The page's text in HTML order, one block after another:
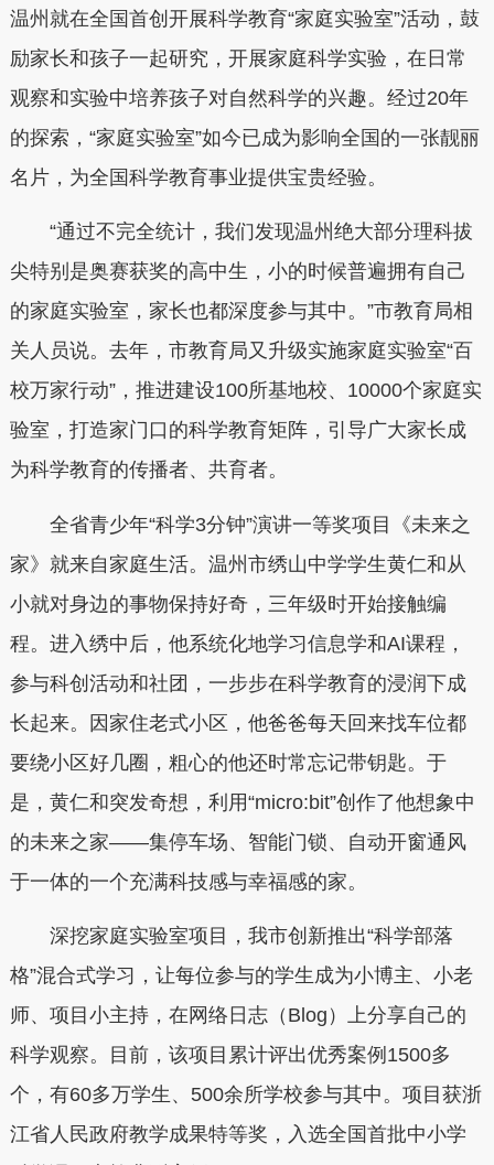
温州就在全国首创开展科学教育“家庭实验室”活动，鼓
励家长和孩子一起研究，开展家庭科学实验，在日常
观察和实验中培养孩子对自然科学的兴趣。经过20年
的探索，“家庭实验室”如今已成为影响全国的一张靓丽
名片，为全国科学教育事业提供宝贵经验。
“通过不完全统计，我们发现温州绝大部分理科拔
尖特别是奥赛获奖的高中生，小的时候普遍拥有自己
的家庭实验室，家长也都深度参与其中。”市教育局相
关人员说。去年，市教育局又升级实施家庭实验室“百
校万家行动”，推进建设100所基地校、10000个家庭实
验室，打造家门口的科学教育矩阵，引导广大家长成
为科学教育的传播者、共育者。
全省青少年“科学3分钟”演讲一等奖项目《未来之
家》就来自家庭生活。温州市绣山中学学生黄仁和从
小就对身边的事物保持好奇，三年级时开始接触编
程。进入绣中后，他系统化地学习信息学和AI课程，
参与科创活动和社团，一步步在科学教育的浸润下成
长起来。因家住老式小区，他爸爸每天回来找车位都
要绕小区好几圈，粗心的他还时常忘记带钥匙。于
是，黄仁和突发奇想，利用“micro:bit”创作了他想象中
的未来之家——集停车场、智能门锁、自动开窗通风
于一体的一个充满科技感与幸福感的家。
深挖家庭实验室项目，我市创新推出“科学部落
格”混合式学习，让每位参与的学生成为小博主、小老
师、项目小主持，在网络日志（Blog）上分享自己的
科学观察。目前，该项目累计评出优秀案例1500多
个，有60多万学生、500余所学校参与其中。项目获浙
江省人民政府教学成果特等奖，入选全国首批中小学